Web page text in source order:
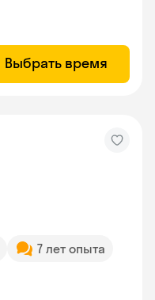
Выбрать время
7 лет опыта